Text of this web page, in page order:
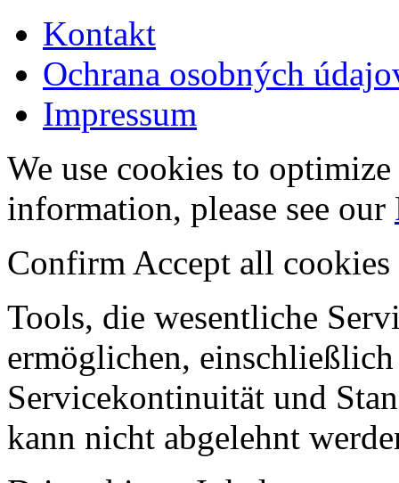
Kontakt
Ochrana osobných
Impressum
We use cookies to
information, please see our
Confirm Accept all cookies
Tools, die wesentliche
ermöglichen,
Servicekontinuität und
kann nicht abgelehnt